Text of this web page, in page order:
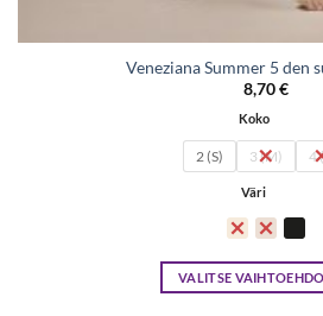
Veneziana Summer 5 den
8,70€
Koko
2 (S) 3 (M) 4
Väri
VALITSE